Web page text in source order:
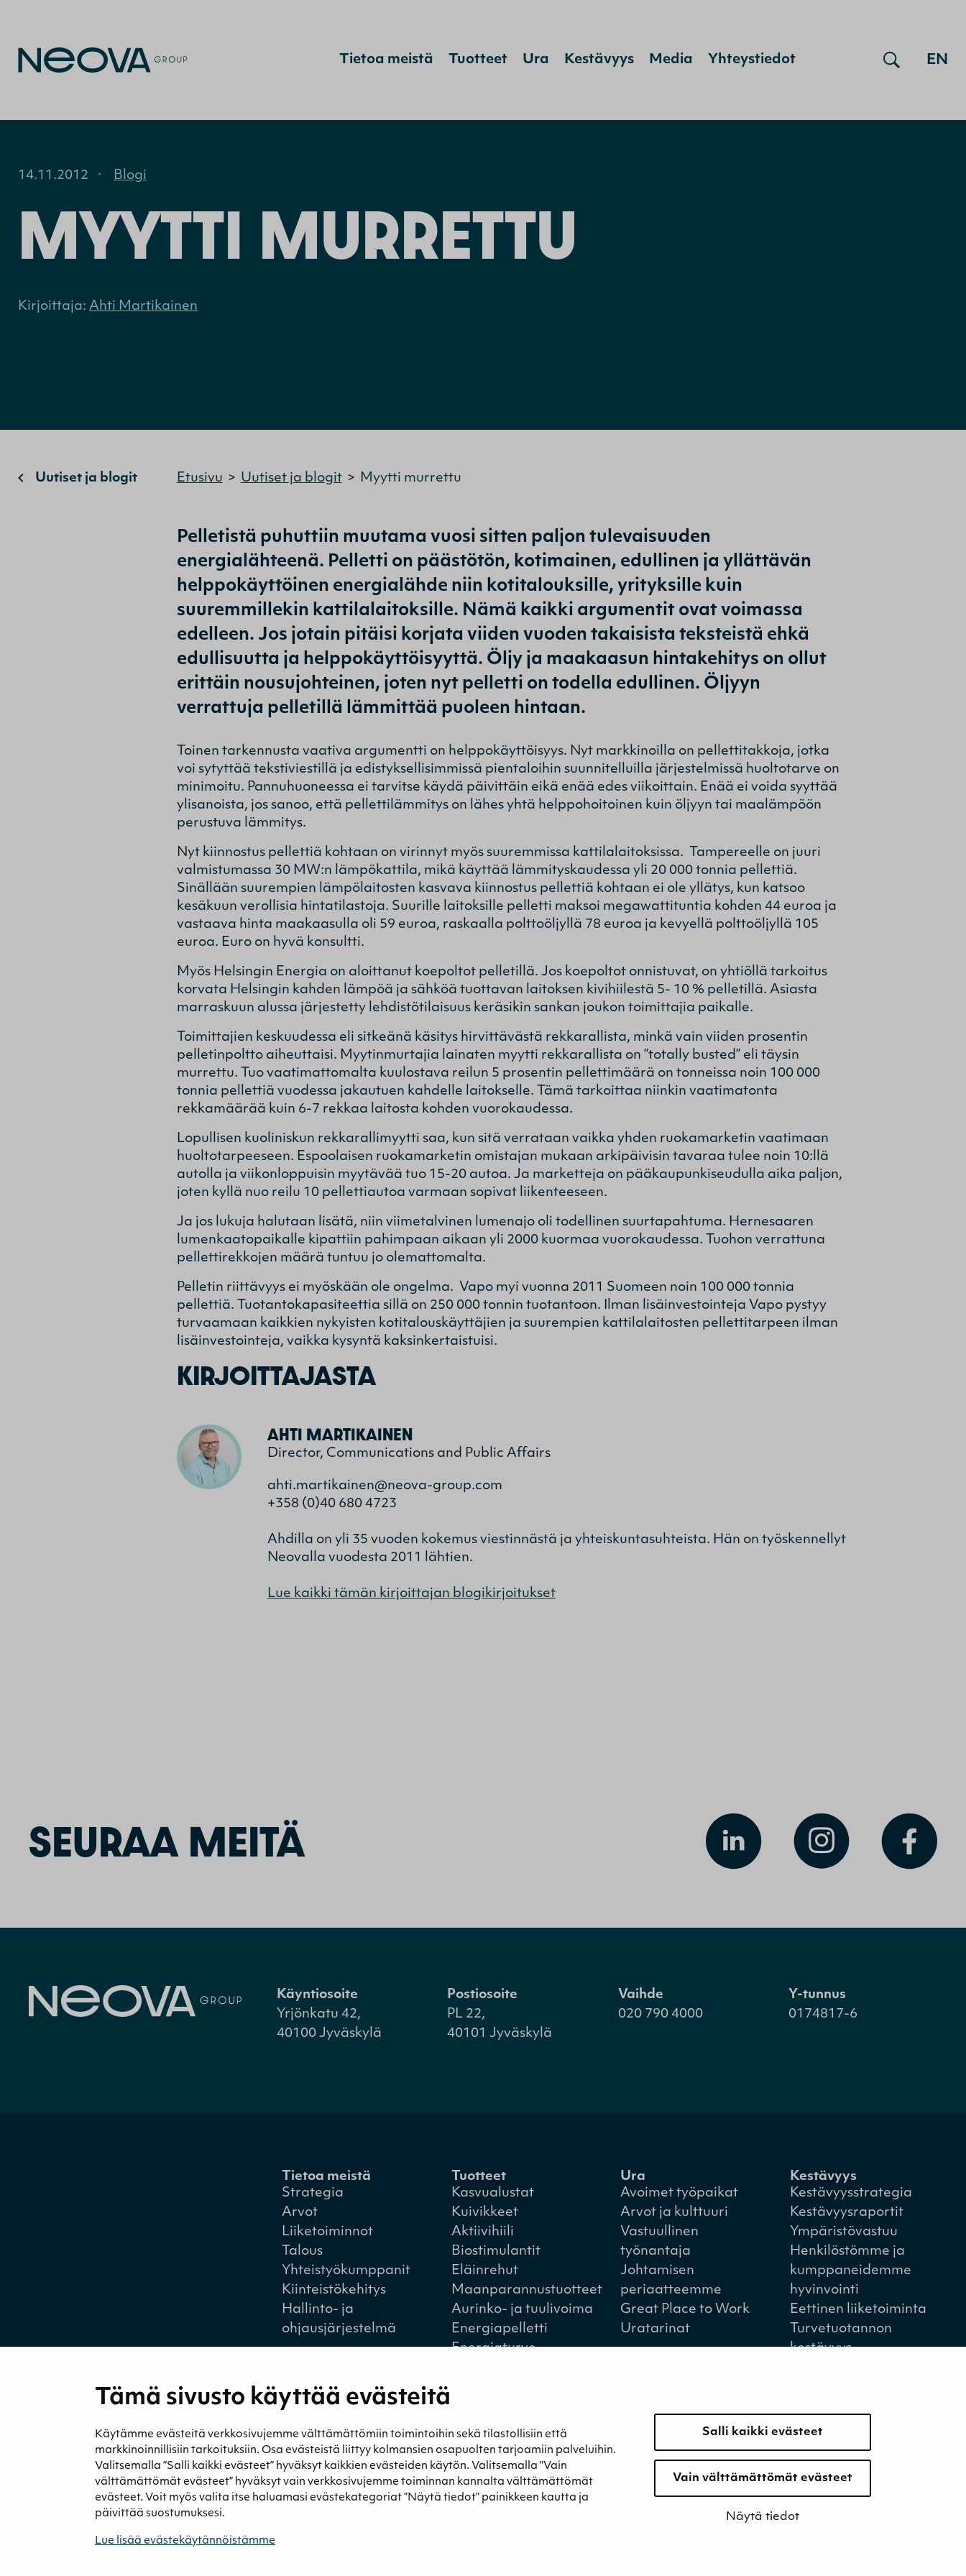
Tämä sivusto käyttää evästeitä
Käytämme evästeitä verkkosivujemme välttämättömiin toimintoihin sekä tilastollisiin että
markkinoinnillisiin tarkoituksiin. Osa evästeistä liittyy kolmansien osapuolten tarjoamiin palveluihin.
Valitsemalla ”Salli kaikki evästeet” hyväksyt kaikkien evästeiden käytön. Valitsemalla ”Vain
välttämättömät evästeet” hyväksyt vain verkkosivujemme toiminnan kannalta välttämättömät
evästeet. Voit myös valita itse haluamasi evästekategoriat ”Näytä tiedot” painikkeen kautta ja
päivittää suostumuksesi.
Lue lisää evästekäytännöistämme
Salli kaikki evästeet
Vain välttämättömät evästeet
Näytä tiedot
Tietoa meistä Tuotteet Ura Kestävyys Media Yhteystiedot EN
14.11.2012 · Blogi
MYYTTI MURRETTU
Kirjoittaja: Ahti Martikainen
Uutiset ja blogit Etusivu > Uutiset ja blogit > Myytti murrettu
Pelletistä puhuttiin muutama vuosi sitten paljon tulevaisuuden
energialähteenä. Pelletti on päästötön, kotimainen, edullinen ja yllättävän
helppokäyttöinen energialähde niin kotitalouksille, yrityksille kuin
suuremmillekin kattilalaitoksille. Nämä kaikki argumentit ovat voimassa
edelleen. Jos jotain pitäisi korjata viiden vuoden takaisista teksteistä ehkä
edullisuutta ja helppokäyttöisyyttä. Öljy ja maakaasun hintakehitys on ollut
erittäin nousujohteinen, joten nyt pelletti on todella edullinen. Öljyyn
verrattuja pelletillä lämmittää puoleen hintaan.
Toinen tarkennusta vaativa argumentti on helppokäyttöisyys. Nyt markkinoilla on pellettitakkoja, jotka
voi sytyttää tekstiviestillä ja edistyksellisimmissä pientaloihin suunnitelluilla järjestelmissä huoltotarve on
minimoitu. Pannuhuoneessa ei tarvitse käydä päivittäin eikä enää edes viikoittain. Enää ei voida syyttää
ylisanoista, jos sanoo, että pellettilämmitys on lähes yhtä helppohoitoinen kuin öljyyn tai maalämpöön
perustuva lämmitys.
Nyt kiinnostus pellettiä kohtaan on virinnyt myös suuremmissa kattilalaitoksissa. Tampereelle on juuri
valmistumassa 30 MW:n lämpökattila, mikä käyttää lämmityskaudessa yli 20 000 tonnia pellettiä.
Sinällään suurempien lämpölaitosten kasvava kiinnostus pellettiä kohtaan ei ole yllätys, kun katsoo
kesäkuun verollisia hintatilastoja. Suurille laitoksille pelletti maksoi megawattituntia kohden 44 euroa ja
vastaava hinta maakaasulla oli 59 euroa, raskaalla polttoöljyllä 78 euroa ja kevyellä polttoöljyllä 105
euroa. Euro on hyvä konsultti.
Myös Helsingin Energia on aloittanut koepoltot pelletillä. Jos koepoltot onnistuvat, on yhtiöllä tarkoitus
korvata Helsingin kahden lämpöä ja sähköä tuottavan laitoksen kivihiilestä 5- 10 % pelletillä. Asiasta
marraskuun alussa järjestetty lehdistötilaisuus keräsikin sankan joukon toimittajia paikalle.
Toimittajien keskuudessa eli sitkeänä käsitys hirvittävästä rekkarallista, minkä vain viiden prosentin
pelletinpoltto aiheuttaisi. Myytinmurtajia lainaten myytti rekkarallista on ”totally busted” eli täysin
murrettu. Tuo vaatimattomalta kuulostava reilun 5 prosentin pellettimäärä on tonneissa noin 100 000
tonnia pellettiä vuodessa jakautuen kahdelle laitokselle. Tämä tarkoittaa niinkin vaatimatonta
rekkamäärää kuin 6-7 rekkaa laitosta kohden vuorokaudessa.
Lopullisen kuoliniskun rekkarallimyytti saa, kun sitä verrataan vaikka yhden ruokamarketin vaatimaan
huoltotarpeeseen. Espoolaisen ruokamarketin omistajan mukaan arkipäivisin tavaraa tulee noin 10:llä
autolla ja viikonloppuisin myytävää tuo 15-20 autoa. Ja marketteja on pääkaupunkiseudulla aika paljon,
joten kyllä nuo reilu 10 pellettiautoa varmaan sopivat liikenteeseen.
Ja jos lukuja halutaan lisätä, niin viimetalvinen lumenajo oli todellinen suurtapahtuma. Hernesaaren
lumenkaatopaikalle kipattiin pahimpaan aikaan yli 2000 kuormaa vuorokaudessa. Tuohon verrattuna
pellettirekkojen määrä tuntuu jo olemattomalta.
Pelletin riittävyys ei myöskään ole ongelma. Vapo myi vuonna 2011 Suomeen noin 100 000 tonnia
pellettiä. Tuotantokapasiteettia sillä on 250 000 tonnin tuotantoon. Ilman lisäinvestointeja Vapo pystyy
turvaamaan kaikkien nykyisten kotitalouskäyttäjien ja suurempien kattilalaitosten pellettitarpeen ilman
lisäinvestointeja, vaikka kysyntä kaksinkertaistuisi.
KIRJOITTAJASTA
AHTI MARTIKAINEN
Director, Communications and Public Affairs
ahti.martikainen@neova-group.com
+358 (0)40 680 4723
Ahdilla on yli 35 vuoden kokemus viestinnästä ja yhteiskuntasuhteista. Hän on työskennellyt
Neovalla vuodesta 2011 lähtien.
Lue kaikki tämän kirjoittajan blogikirjoitukset
SEURAA MEITÄ
Käyntiosoite
Yrjönkatu 42,
40100 Jyväskylä
Postiosoite
PL 22,
40101 Jyväskylä
Vaihde
020 790 4000
Y-tunnus
0174817-6
Tietoa meistä
Strategia
Arvot
Liiketoiminnot
Talous
Yhteistyökumppanit
Kiinteistökehitys
Hallinto- ja
ohjausjärjestelmä
Tuotteet
Kasvualustat
Kuivikkeet
Aktiivihiili
Biostimulantit
Eläinrehut
Maanparannustuotteet
Aurinko- ja tuulivoima
Energiapelletti
Energiaturve
Ura
Avoimet työpaikat
Arvot ja kulttuuri
Vastuullinen
työnantaja
Johtamisen
periaatteemme
Great Place to Work
Uratarinat
Kestävyys
Kestävyysstrategia
Kestävyysraportit
Ympäristövastuu
Henkilöstömme ja
kumppaneidemme
hyvinvointi
Eettinen liiketoiminta
Turvetuotannon
kestävyys
Media
Uutiset ja blogit
Podcast
Yhteystiedot
Yhteystiedot
Laskutustiedot
Tietosuojaseloste